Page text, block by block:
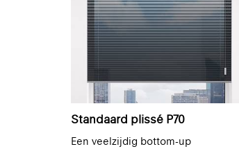
Standaard plissé P70
Een veelzijdig bottom-up